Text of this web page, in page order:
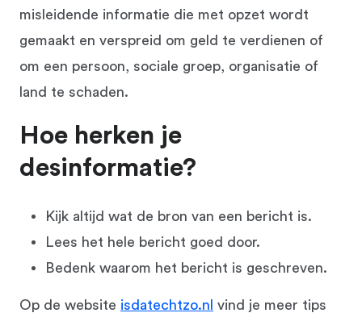
misleidende informatie die met opzet wordt
gemaakt en verspreid om geld te verdienen of
om een persoon, sociale groep, organisatie of
land te schaden.
Hoe herken je
desinformatie?
Kijk altijd wat de bron van een bericht is.
Lees het hele bericht goed door.
Bedenk waarom het bericht is geschreven.
Op de website isdatechtzo.nl vind je meer tips